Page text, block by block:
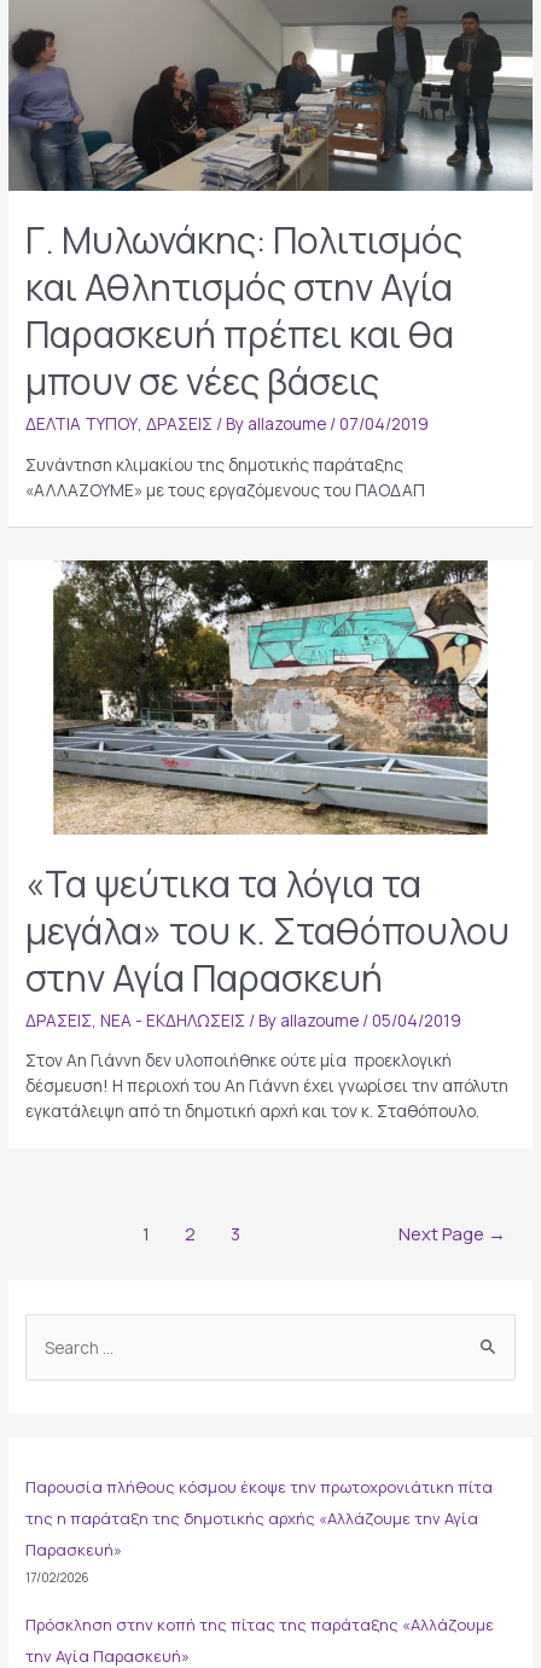
και
στα
καταστήματα
της
Νέας
Ζωής
Γ. Μυλωνάκης: Πολιτισμός
και Αθλητισμός στην Αγία
Παρασκευή πρέπει και θα
μπουν σε νέες βάσεις
ΔΕΛΤΙΑ ΤΥΠΟΥ,ΔΡΑΣΕΙΣ / By allazoume /07/04/2019
Συνάντηση κλιμακίου της δημοτικής παράταξης
«ΑΛΛΑΖΟΥΜΕ» με τους εργαζόμενους του ΠΑΟΔΑΠ
«Τα ψεύτικα τα λόγια τα
μεγάλα» του κ. Σταθόπουλου
στην Αγία Παρασκευή
ΔΡΑΣΕΙΣ ,ΝΕΑ - ΕΚΔΗΛΩΣΕΙΣ / By allazoume /05/04/2019
Στον Αη Γιάννη δεν υλοποιήθηκε ούτε μία προεκλογική
δέσμευση! Η περιοχή του Αη Γιάννη έχει γνωρίσει την απόλυτη
εγκατάλειψη από τη δημοτική αρχή και τον κ. Σταθόπουλο.
1 2 3 Next Page →
h
f
o
r
:
Παρουσία πλήθους κόσμου έκοψε την πρωτοχρονιάτικη πίτα
της η παράταξη της δημοτικής αρχής «Αλλάζουμε την Αγία
Παρασκευή»
17/02/2026
Πρόσκληση στην κοπή της πίτας της παράταξης «Αλλάζουμε
την Αγία Παρασκευή»